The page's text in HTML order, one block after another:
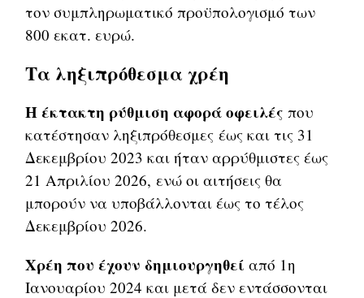
τον συμπληρωματικό προϋπολογισμό των
800 εκατ. ευρώ.
Τα ληξιπρόθεσμα χρέη
Η έκτακτη ρύθμιση αφορά οφειλέςπου
κατέστησαν ληξιπρόθεσμες έως και τις 31
Δεκεμβρίου 2023 και ήταν αρρύθμιστες έως
21 Απριλίου 2026, ενώ οι αιτήσεις θα
μπορούν να υποβάλλονται έως το τέλος
Δεκεμβρίου 2026.
Χρέη που έχουν δημιουργηθεί από 1η
Ιανουαρίου 2024 και μετά δεν εντάσσονται